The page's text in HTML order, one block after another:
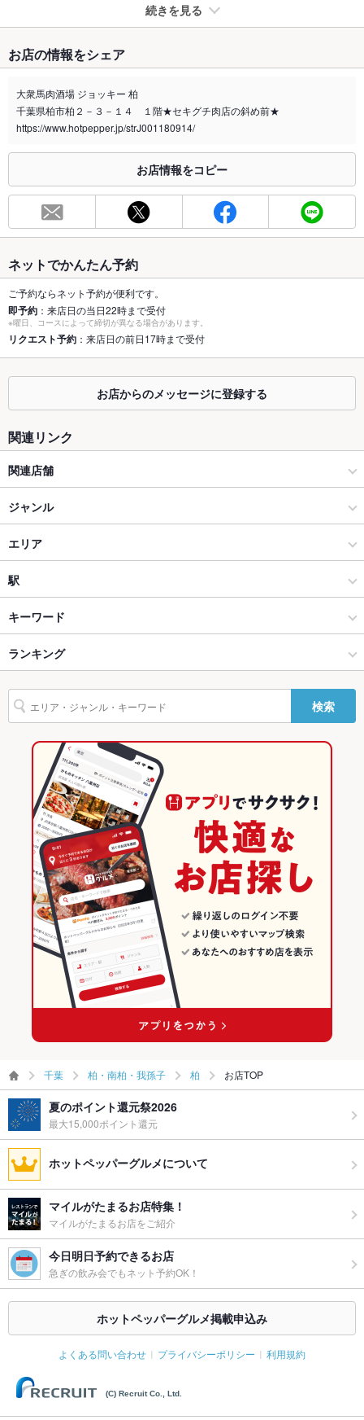
続きを見る
禁煙・喫煙
全席喫煙可
喫煙専用室 なし
合わせください。
お席
40席(中人数などでも★)
容人数
個室 なし ：個室は一切ない開放感あふれる居酒屋です★
座敷 なし ：座敷は一切ない開放感あふれる居酒屋です★
掘りごたつ なし ：堀ごたつは一切ない開放感あふれる居酒屋です★
なし ：カウンター主体の開放感あふれる居酒屋です★
貸切不可 ：ご相談ください！
設備
Wi-Fi
バリアフリ
ー
駐車場 なし ：近くの有料コインパーキングをご利用ください。
その他設備
その他
飲み放題 なし ：アラカルトのみです！
なし ：アラカルトのみです！
焼酎充実、日本酒充実、ワイン充実
お子様連れ お子様連れ不可 ：未成年不可
ウェディン
グパーティ
ー二次会
貸切ご相談ください！
お祝い・サ
プライズ対
可
開放感あふれる大衆馬肉酒場★
お店の情報をシェア
大衆馬肉酒場 ジョッキー 柏
千葉県柏市柏２－３－１４ １階★セキグチ肉店の斜め前★
https://www.hotpepper.jp/strJ001180914/
お店情報をコピー
ネットでかんたん予約
ご予約ならネット予約が便利です。
即予約 ：来店日の当日22時まで受付
※曜日、コースによって締切が異なる場合があります。
リクエスト予約 ：来店日の前日17時まで受付
お店からのメッセージに登録する
関連リンク
関連店舗
肉バル GLOBAR(グラバー) 柏店
ネオ大衆馬肉酒場 ジョッキー 船橋店
餃子酒場ちゃおず
大衆馬肉酒場ジョッキー 三軒茶屋店
ジャンル
居酒屋
和風
柏・南柏・我孫子 × 居酒屋
柏・南柏・我孫子 × 和風
柏駅 × 居酒屋
柏駅 × 和風
エリア
柏
柏 × 居酒屋
柏 × 和風
千葉
千葉 × 居酒屋
千葉 × 和風
駅
柏駅
キーワード
からあげ
ビビンバ 石焼きビビンバ デザート
ランキング
千葉のグルメランキング
千葉の居酒屋ランキング
柏・南柏・我孫子のグルメランキング
柏・南柏・我孫子の居酒屋ランキング
柏のグルメランキング
柏の居酒屋ランキング
検索
千葉 柏・南柏・我孫子 柏 お店TOP
夏のポイント還元祭2026
最大15,000ポイント還元
ホットペッパーグルメについて
マイルがたまるお店特集！
マイルがたまるお店をご紹介
今日明日予約できるお店
急ぎの飲み会でもネット予約OK！
ホットペッパーグルメ掲載申込み
よくある問い合わせ プライバシーポリシー 利用規約
(C) Recruit Co., Ltd.